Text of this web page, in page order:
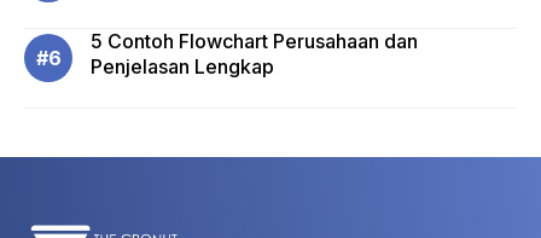
5 Contoh Flowchart Perusahaan dan
Penjelasan Lengkap